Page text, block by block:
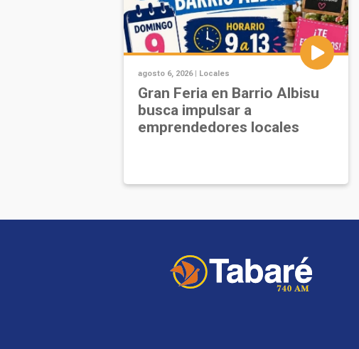
agosto 6, 2026 | Locales
Gran Feria en Barrio Albisu
busca impulsar a
emprendedores locales